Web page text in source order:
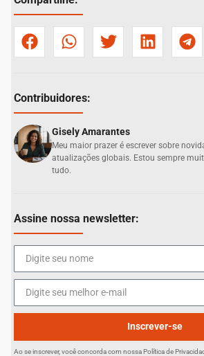
Contribuidores:
Gisely Amarantes
Meu maior prazer é escrever sobre
atualizações globais. Estou sempre
tudo.
Assine nossa newsletter:
Inscrever-se
Ao se inscrever, você concorda com nossa Política de